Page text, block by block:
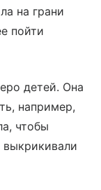
на грани
пойти
детей. Она
например,
чтобы